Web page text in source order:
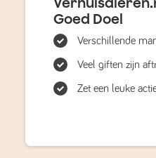
Goed Doel
Verschillende
Veel giften zijn
Zet een leuke